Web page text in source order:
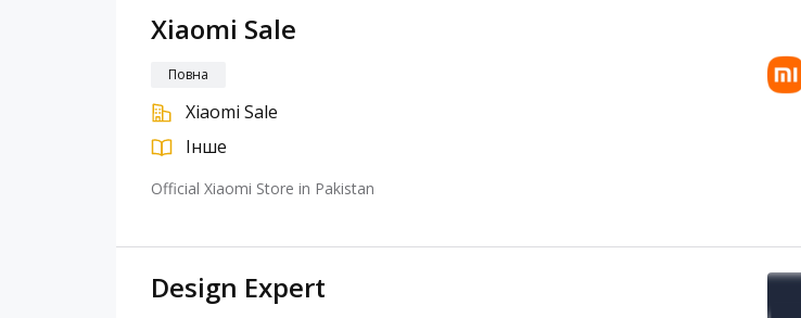
Xiaomi Sale
Повна
Xiaomi Sale
Інше
Official Xiaomi Store in Pakistan
Design Expert